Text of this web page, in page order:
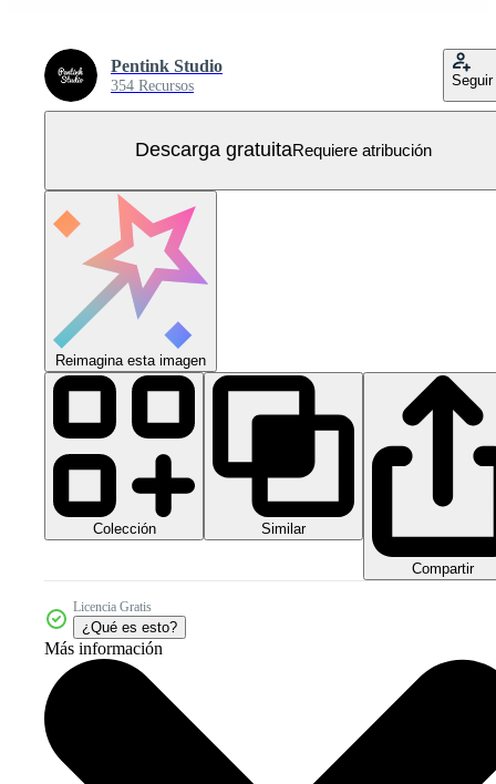
Pentink Studio
354 Recursos Seguir
Descarga gratuitaRequiere atribución
Reimagina esta imagen
Colección Similar
Compartir
Licencia Gratis
¿Qué es esto?
Más información